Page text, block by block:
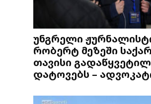
უნგრელი
რობერტ მეზეში
თავისი
დატოვებს –